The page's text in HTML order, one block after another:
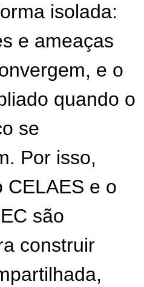
isolada:
e ameaças
e o
quando o
se
Por isso,
CELAES e o
são
construir